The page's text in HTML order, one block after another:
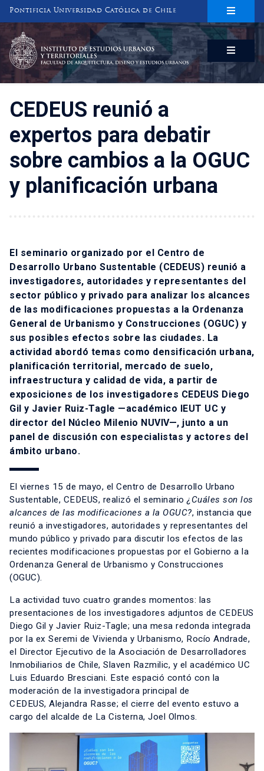
Pontificia Universidad Católica de Chile
INSTITUTO DE ESTUDIOS URBANOS
Y TERRITORIALES
FACULTAD DE ARQUITECTURA, DISEÑO Y ESTUDIOS URBANOS
CEDEUS reunió a
expertos para debatir
sobre cambios a la OGUC
y planificación urbana
El seminario organizado por el Centro de
Desarrollo Urbano Sustentable (CEDEUS) reunió a
investigadores, autoridades y representantes del
sector público y privado para analizar los alcances
de las modificaciones propuestas a la Ordenanza
General de Urbanismo y Construcciones (OGUC) y
sus posibles efectos sobre las ciudades. La
actividad abordó temas como densificación urbana,
planificación territorial, mercado de suelo,
infraestructura y calidad de vida, a partir de
exposiciones de los investigadores CEDEUS Diego
Gil y Javier Ruiz-Tagle —académico IEUT UC y
director del Núcleo Milenio NUVIV—, junto a un
panel de discusión con especialistas y actores del
ámbito urbano.
El viernes 15 de mayo, el Centro de Desarrollo Urbano
Sustentable, CEDEUS, realizó el seminario¿Cuáles son los
alcances de las modificaciones a la OGUC?, instancia que
reunió a investigadores, autoridades y representantes del
mundo público y privado para discutir los efectos de las
recientes modificaciones propuestas por el Gobierno a la
Ordenanza General de Urbanismo y Construcciones
(OGUC).
La actividad tuvo cuatro grandes momentos: las
presentaciones de los investigadores adjuntos de CEDEUS
Diego Gil y Javier Ruiz-Tagle; una mesa redonda integrada
por la ex Seremi de Vivienda y Urbanismo, Rocío Andrade,
el Director Ejecutivo de la Asociación de Desarrolladores
Inmobiliarios de Chile, Slaven Razmilic, y el académico UC
Luis Eduardo Bresciani. Este espació contó con la
moderación de la investigadora principal de
CEDEUS, Alejandra Rasse; el cierre del evento estuvo a
cargo del alcalde de La Cisterna, Joel Olmos.